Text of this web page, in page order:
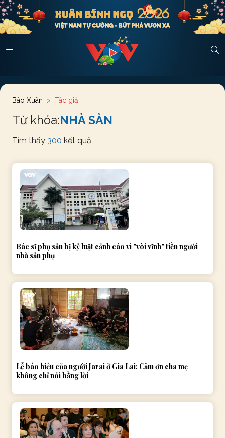
Báo Xuân Tác giả
Từ khóa:NHÀ SÀN
Tìm thấy 300 kết quả
Bác sĩ phụ sản bị kỷ luật cảnh cáo vì "vòi vĩnh" tiền người
nhà sản phụ
Lễ báo hiếu của người Jarai ở Gia Lai: Cảm ơn cha mẹ
không chỉ nói bằng lời